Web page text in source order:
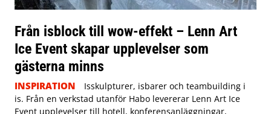
Från isblock till wow-effekt – Lenn Art
Ice Event skapar upplevelser som
gästerna minns
INSPIRATION
Isskulpturer, isbarer och teambuilding i
is. Från en verkstad utanför Habo levererar Lenn Art Ice
Event upplevelser till hotell, konferensanläggningar,